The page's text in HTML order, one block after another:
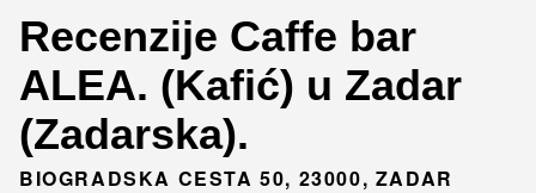
Recenzije Caffe bar
ALEA. (Kafić) u Zadar
(Zadarska).
BIOGRADSKA CESTA 50, 23000, ZADAR